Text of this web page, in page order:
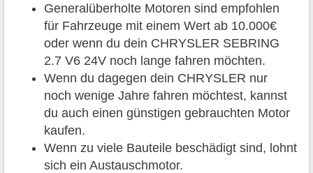
Generalüberholte Motoren sind empfohlen
für Fahrzeuge mit einem Wert ab 10.000€
oder wenn du dein CHRYSLER SEBRING
2.7 V6 24V noch lange fahren möchten.
Wenn du dagegen dein CHRYSLER nur
noch wenige Jahre fahren möchtest, kannst
du auch einen günstigen gebrauchten Motor
kaufen.
Wenn zu viele Bauteile beschädigt sind, lohnt
sich ein Austauschmotor.